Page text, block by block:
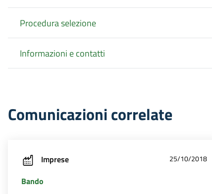
Procedura selezione
Informazioni e contatti
Comunicazioni correlate
Imprese 25/10/2018
Bando